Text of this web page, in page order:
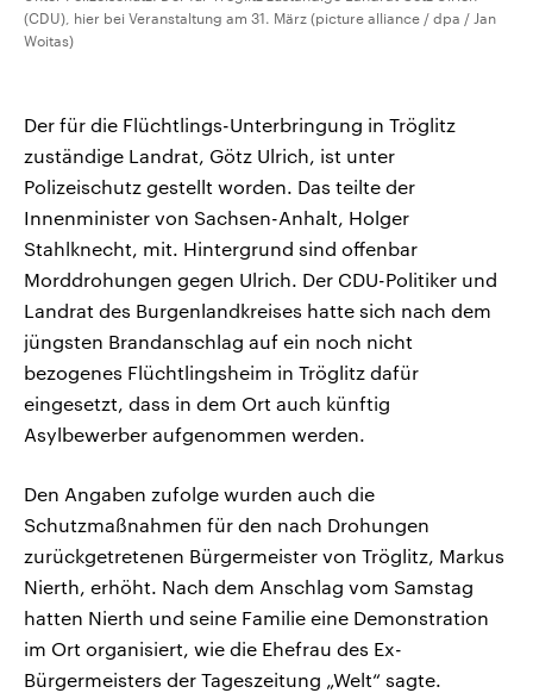
(CDU), hier bei Veranstaltung am 31. März (picture alliance / dpa / Jan
Woitas)
Der für die Flüchtlings-Unterbringung in Tröglitz
zuständige Landrat, Götz Ulrich, ist unter
Polizeischutz gestellt worden. Das teilte der
Innenminister von Sachsen-Anhalt, Holger
Stahlknecht, mit. Hintergrund sind offenbar
Morddrohungen gegen Ulrich. Der CDU-Politiker und
Landrat des Burgenlandkreises hatte sich nach dem
jüngsten Brandanschlag auf ein noch nicht
bezogenes Flüchtlingsheim in Tröglitz dafür
eingesetzt, dass in dem Ort auch künftig
Asylbewerber aufgenommen werden.
Den Angaben zufolge wurden auch die
Schutzmaßnahmen für den nach Drohungen
zurückgetretenen Bürgermeister von Tröglitz, Markus
Nierth, erhöht. Nach dem Anschlag vom Samstag
hatten Nierth und seine Familie eine Demonstration
im Ort organisiert, wie die Ehefrau des Ex-
Bürgermeisters der Tageszeitung „Welt“ sagte.